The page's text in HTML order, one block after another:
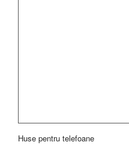
Huse pentru telefoane